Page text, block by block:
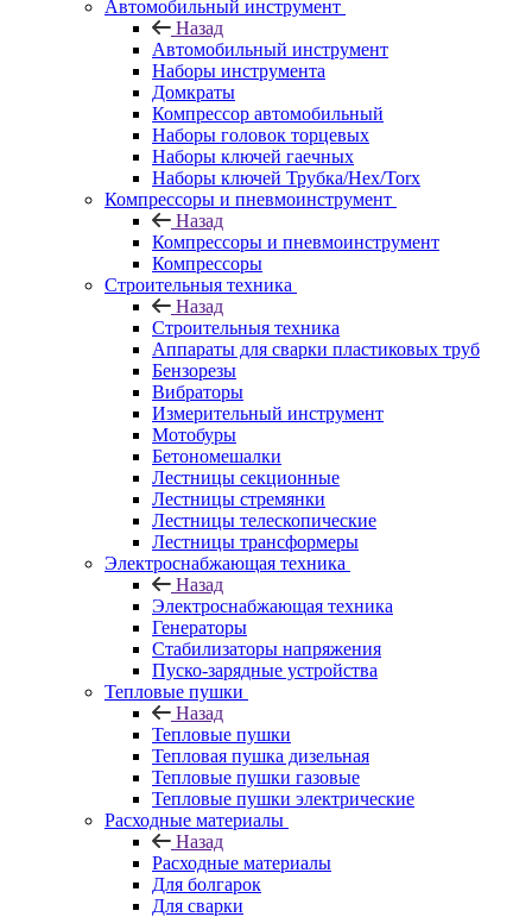
Автомобильный инструмент
Назад
Автомобильный инструмент
Наборы инструмента
Домкраты
Компрессор автомобильный
Наборы головок торцевых
Наборы ключей гаечных
Наборы ключей Трубка/Hex/Torx
Компрессоры и пневмоинструмент
Назад
Компрессоры и пневмоинструмент
Компрессоры
Строительныя техника
Назад
Строительныя техника
Аппараты для сварки пластиковых труб
Бензорезы
Вибраторы
Измерительный инструмент
Мотобуры
Бетономешалки
Лестницы секционные
Лестницы стремянки
Лестницы телескопические
Лестницы трансформеры
Электроснабжающая техника
Назад
Электроснабжающая техника
Генераторы
Стабилизаторы напряжения
Пуско-зарядные устройства
Тепловые пушки
Назад
Тепловые пушки
Тепловая пушка дизельная
Тепловые пушки газовые
Тепловые пушки электрические
Расходные материалы
Назад
Расходные материалы
Для болгарок
Для сварки